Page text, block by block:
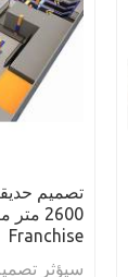
تصميم
Franchise
سيؤثر